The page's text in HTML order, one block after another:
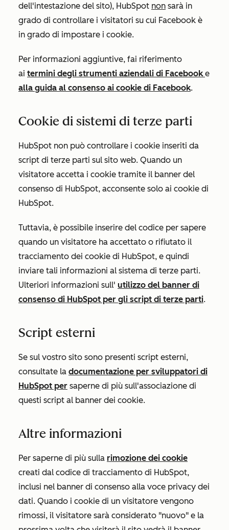
dell'intestazione del sito), HubSpot non sarà in
grado di controllare i visitatori su cui Facebook è
in grado di impostare i cookie.
Per informazioni aggiuntive, fai riferimento
ai termini degli strumenti aziendali di Facebooke
alla guida al consenso ai cookie di Facebook.
Cookie di sistemi di terze parti
HubSpot non può controllare i cookie inseriti da
script di terze parti sul sito web. Quando un
visitatore accetta i cookie tramite il banner del
consenso di HubSpot, acconsente solo ai cookie di
HubSpot.
Tuttavia, è possibile inserire del codice per sapere
quando un visitatore ha accettato o rifiutato il
tracciamento dei cookie di HubSpot, e quindi
inviare tali informazioni al sistema di terze parti.
Ulteriori informazioni sull' utilizzo del banner di
consenso di HubSpot per gli script di terze parti.
Script esterni
Se sul vostro sito sono presenti script esterni,
consultate la documentazione per sviluppatori di
HubSpot per saperne di più sull'associazione di
questi script al banner dei cookie.
Altre informazioni
Per saperne di più sulla rimozione dei cookie
creati dal codice di tracciamento di HubSpot,
inclusi nel banner di consenso alla voce privacy dei
dati. Quando i cookie di un visitatore vengono
rimossi, il visitatore sarà considerato "nuovo" e la